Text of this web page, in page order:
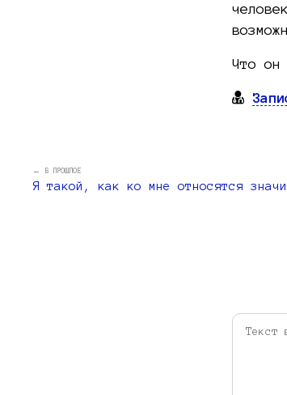
Что он
← В ПРОШЛОЕ
Я такой, как ко мне относятся